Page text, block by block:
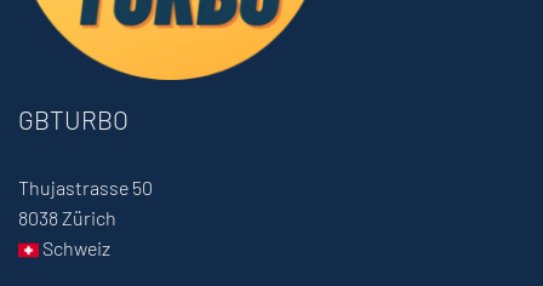
GBTURBO
Thujastrasse 50
8038 Zürich
Schweiz